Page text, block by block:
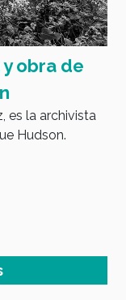
obra de
es la archivista
Hudson.